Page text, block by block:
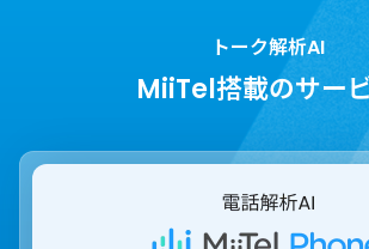
トーク解析AI
MiiTel搭載のサー